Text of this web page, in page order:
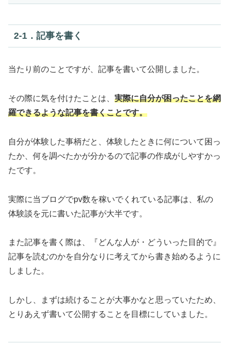
2‐1．記事を書く
当たり前のことですが、記事を書いて公開しました。
その際に気を付けたことは、 実際に自分が困ったことを網
羅できるような記事を書くことです。
自分が体験した事柄だと、体験したときに何について困っ
たか、何を調べたかが分かるので記事の作成がしやすかっ
たです。
実際に当ブログでpv数を稼いでくれている記事は、私の
体験談を元に書いた記事が大半です。
また記事を書く際は、『どんな人が・どういった目的で』
記事を読むのかを自分なりに考えてから書き始めるように
しました。
しかし、まずは続けることが大事かなと思っていたため、
とりあえず書いて公開することを目標にしていました。